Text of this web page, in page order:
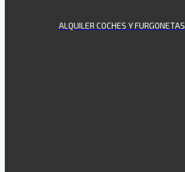
ALQUILER COCHES Y FURGONETAS